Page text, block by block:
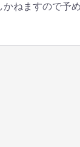
ねますので予